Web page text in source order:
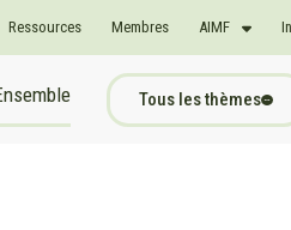
Ressources Membres AIMF
Tous les thèmes